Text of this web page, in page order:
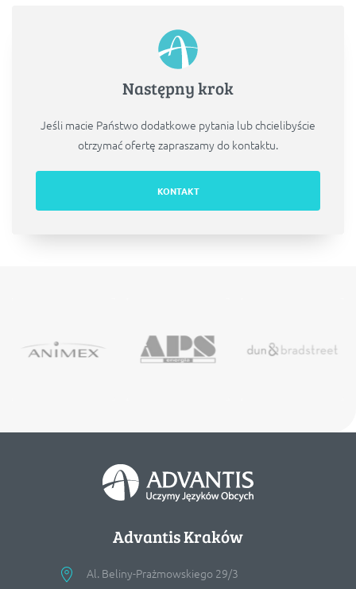
Następny krok
Jeśli macie Państwo dodatkowe pytania lub chcielibyście
otrzymać ofertę zapraszamy do kontaktu.
KONTAKT
Advantis Kraków
Al. Beliny-Prażmowskiego 29/3